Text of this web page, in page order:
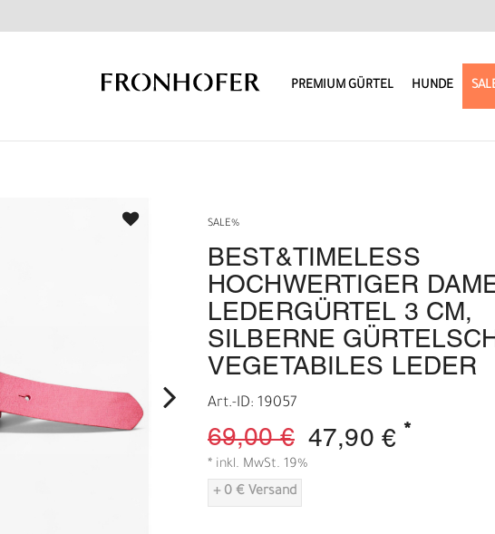
PREMIUM GÜRTEL
M
HUNDE
SALE%
BEST&TIMELESS
HOCHWERTIGER
LEDERGÜRTEL 3 CM,
SILBERNE
VEGETABILES LEDER
Art.-ID: 19057
69,00 € 47,90 € *
* inkl. MwSt. 19%
+ 0 € Versand